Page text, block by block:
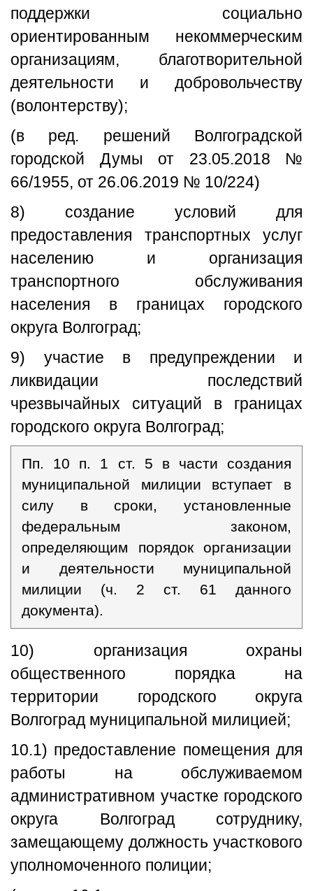
поддержки социально
ориентированным некоммерческим
организациям, благотворительной
деятельности и добровольчеству
(волонтерству);
(в ред. решений Волгоградской
городской Думы от 23.05.2018 №
66/1955, от 26.06.2019 № 10/224)
8) создание условий для
предоставления транспортных услуг
населению и организация
транспортного обслуживания
населения в границах городского
округа Волгоград;
9) участие в предупреждении и
ликвидации последствий
чрезвычайных ситуаций в границах
городского округа Волгоград;
Пп. 10 п. 1 ст. 5 в части создания
муниципальной милиции вступает в
силу в сроки, установленные
федеральным законом,
определяющим порядок организации
и деятельности муниципальной
милиции (ч. 2 ст. 61 данного
документа).
10) организация охраны
общественного порядка на
территории городского округа
Волгоград муниципальной милицией;
10.1) предоставление помещения для
работы на обслуживаемом
административном участке городского
округа Волгоград сотруднику,
замещающему должность участкового
уполномоченного полиции;